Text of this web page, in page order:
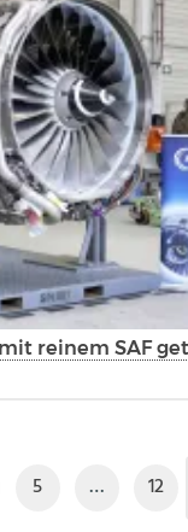
reinem SAF
5 … 12